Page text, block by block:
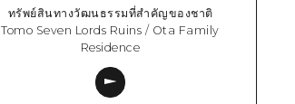
ทรัพย์สินทางวัฒนธรรมที่สำคัญของชาติ
Tomo Seven Lords Ruins / Ota Family
Residence